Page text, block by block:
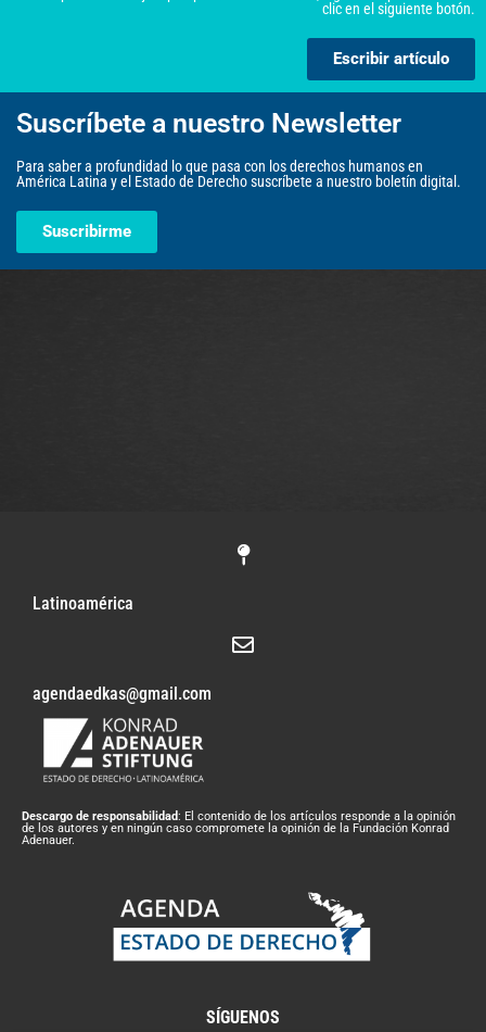
clic en el siguiente botón.
Escribir artículo
Suscríbete a nuestro Newsletter
Para saber a profundidad lo que pasa con los derechos humanos en
América Latina y el Estado de Derecho suscríbete a nuestro boletín digital.
Suscribirme
Latinoamérica
agendaedkas@gmail.com
Descargo de responsabilidad: El contenido de los artículos responde a la opinión
de los autores y en ningún caso compromete la opinión de la Fundación Konrad
Adenauer.
SÍGUENOS